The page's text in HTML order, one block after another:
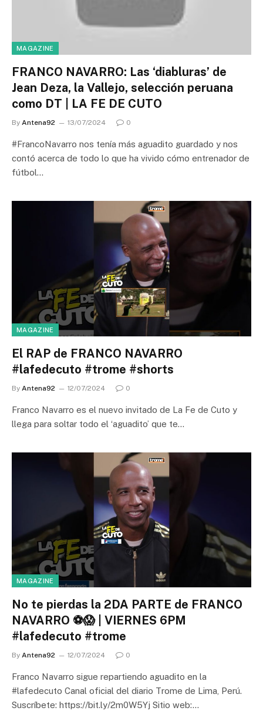
MAGAZINE
FRANCO NAVARRO: Las ‘diabluras’ de
Jean Deza, la Vallejo, selección peruana
como DT | LA FE DE CUTO
By Antena92 13/07/2024 0
#FrancoNavarro nos tenía más aguadito guardado y nos
contó acerca de todo lo que ha vivido cómo entrenador de
fútbol…
MAGAZINE
El RAP de FRANCO NAVARRO
#lafedecuto #trome #shorts
By Antena92 12/07/2024 0
Franco Navarro es el nuevo invitado de La Fe de Cuto y
llega para soltar todo el ‘aguadito’ que te…
MAGAZINE
No te pierdas la 2DA PARTE de FRANCO
NAVARRO ⚽😱 | VIERNES 6PM
#lafedecuto #trome
By Antena92 12/07/2024 0
Franco Navarro sigue repartiendo aguadito en la
#lafedecuto Canal oficial del diario Trome de Lima, Perú.
Suscríbete: https://bit.ly/2m0W5Yj Sitio web:…